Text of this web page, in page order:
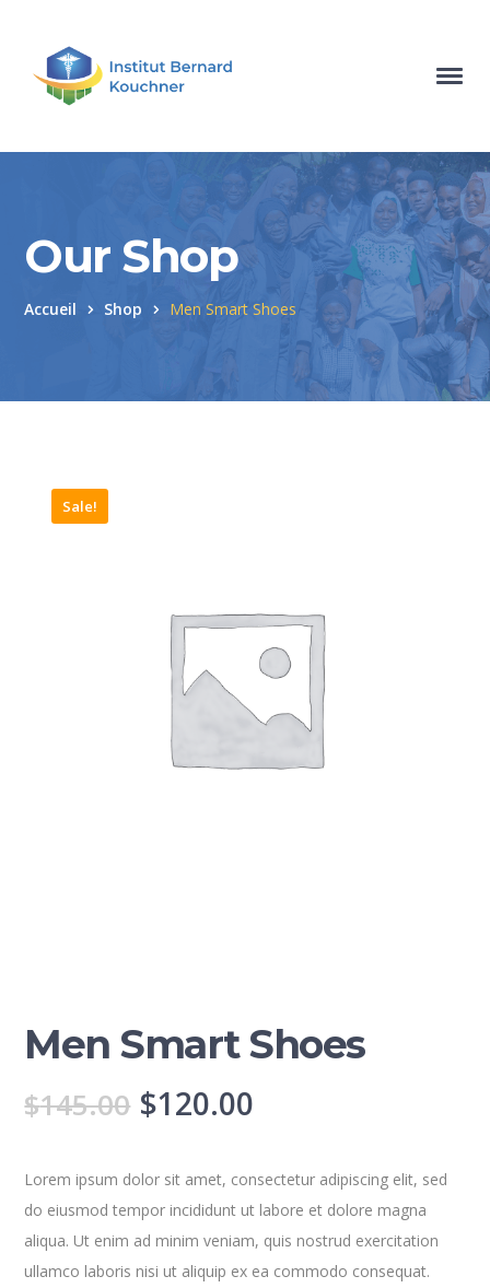
Our Shop
Accueil Shop Men Smart Shoes
Sale!
Men Smart Shoes
$145.00 $120.00
Lorem ipsum dolor sit amet, consectetur adipiscing elit, sed
do eiusmod tempor incididunt ut labore et dolore magna
aliqua. Ut enim ad minim veniam, quis nostrud exercitation
ullamco laboris nisi ut aliquip ex ea commodo consequat.